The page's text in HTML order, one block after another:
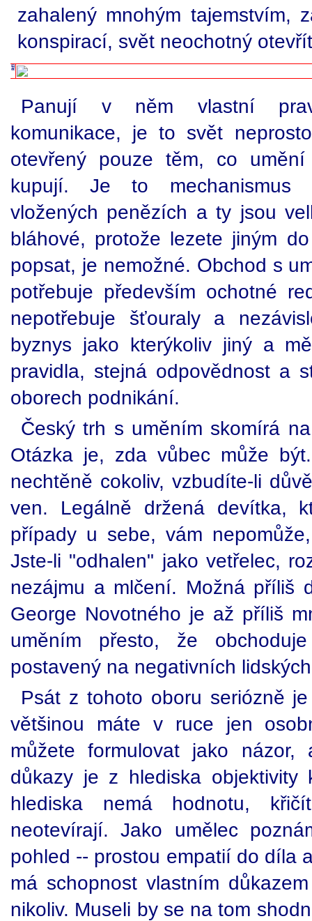
zahalený mnohým tajemstvím,
konspirací, svět neochotný
Panují v něm vlastní
komunikace, je to svět
otevřený pouze těm, co
kupují. Je to mechanismus
vložených penězích a ty jsou
bláhové, protože lezete jiným
popsat, je nemožné. Obchod s
potřebuje především ochotné
nepotřebuje šťouraly a
byznys jako kterýkoliv jiný a
pravidla, stejná odpovědnost a
oborech podnikání.
Český trh s uměním skomírá
Otázka je, zda vůbec může
nechtěně cokoliv, vzbudíte-li
ven. Legálně držená devítka,
případy u sebe, vám
Jste-li "odhalen" jako vetřelec,
nezájmu a mlčení. Možná příliš
George Novotného je až příliš
uměním přesto, že
postavený na negativních
Psát z tohoto oboru seriózně
většinou máte v ruce jen
můžete formulovat jako názor,
důkazy je z hlediska objektivity
hlediska nemá hodnotu,
neotevírají. Jako umělec
pohled -- prostou empatií do díla
má schopnost vlastním
nikoliv. Museli by se na tom